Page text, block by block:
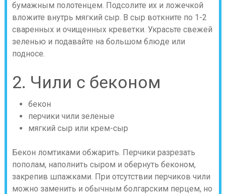
бумажным полотенцем. Подсолите их и ложечкой
вложите внутрь мягкий сыр. В сыр воткните по 1-2
сваренных и очищенных креветки. Украсьте свежей
зеленью и подавайте на большом блюде или
подносе.
2. Чили с беконом
бекон
перчики чили зеленые
мягкий сыр или крем-сыр
Бекон ломтиками обжарить. Перчики разрезать
пополам, наполнить сыром и обернуть беконом,
закрепив шпажками. При отсутствии перчиков чили
можно заменить и обычным болгарским перцем, но